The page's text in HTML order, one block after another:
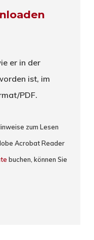
er in der
ist, im
PDF.
zum Lesen
Acrobat Reader
buchen, können Sie